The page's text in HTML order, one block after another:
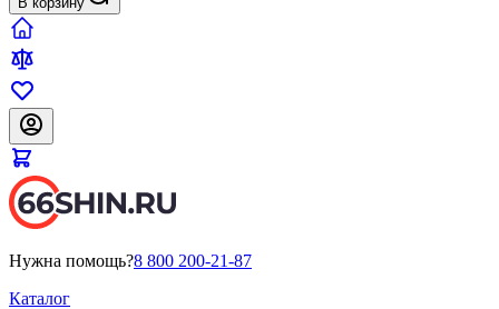
Нужна помощь?8 800 200-21-87
Каталог